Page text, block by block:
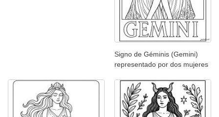
Signo de Géminis (Gemini)
representado por dos mujeres